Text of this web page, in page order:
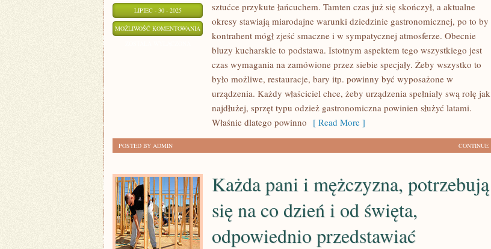
LIPIEC - 30 - 2025
MOŻLIWOŚĆ KOMENTOWANIA PRAWDOPODOBNIE
CZASY
sztućce przykute łańcuchem. Tamten czas już się skończył, a aktualne
okresy stawiają miarodajne warunki dziedzinie gastronomicznej, po to by
kontrahent mógł zjeść smaczne i w sympatycznej atmosferze. Obecnie
bluzy kucharskie to podstawa. Istotnym aspektem tego wszystkiego jest
czas wymagania na zamówione przez siebie specjały. Żeby wszystko to
było możliwe, restauracje, bary itp. powinny być wyposażone w
urządzenia. Każdy właściciel chce, żeby urządzenia spełniały swą rolę jak
najdłużej, sprzęt typu odzież gastronomiczna powinien służyć latami.
Właśnie dlatego powinno [ Read More ]
CONTINUE
POSTED BY ADMIN
Każda pani i mężczyzna, potrzebują
się na co dzień i od święta,
odpowiednio przedstawiać